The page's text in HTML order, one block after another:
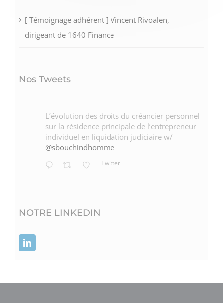
[ Témoignage adhérent ] Vincent Rivoalen,
dirigeant de 1640 Finance
Nos Tweets
L’évolution des droits du créancier personnel
sur la résidence principale de l’entrepreneur
individuel en liquidation judiciaire w/
@sbouchindhomme
Twitter
NOTRE LINKEDIN